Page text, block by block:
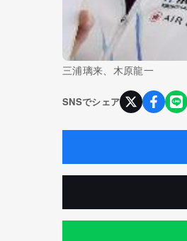
三浦璃来、木原龍一
SNSでシェア